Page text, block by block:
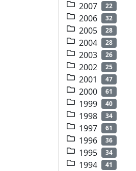
2007 22
2006 32
2005 28
2004 28
2003 26
2002 25
2001 47
2000 61
1999 40
1998 34
1997 61
1996 36
1995 34
1994 41